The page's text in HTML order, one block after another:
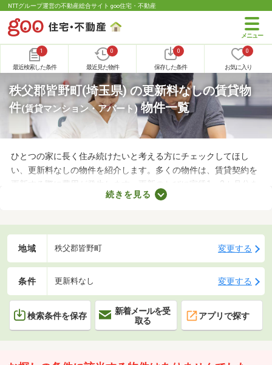
NTTグループ運営の不動産総合サイト goo住宅・不動産
1
最近検索した条件
0
最近見た物件
0
保存した条件
0
お気に入り
秩父郡皆野町(埼玉県) の更新料なしの賃貸物
件(賃貸マンション・アパート)物件一覧
ひとつの家に長く住み続けたいと考える方にチェックしてほし
い、更新料なしの物件を紹介します。多くの物件は、賃貸契約を
更新する際に費用が発生します。更新のたびに家賃1～2カ月分を
支払わなければならないので、支出が増える点がデメリットだと
お気に入りのお部屋に長く住めますよ。
続きを見る
地域 秩父郡皆野町 変更する
条件 更新料なし 変更する
検索条件を保存
新着メールを受
取る
アプリで探す